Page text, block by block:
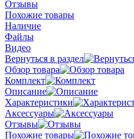
Отзывы
Похожие товары
Наличие
Файлы
Видео
Вернуться в раздел
Обзор товара
Комплект
Описание
Характеристики
Аксессуары
Отзывы
Похожие товары